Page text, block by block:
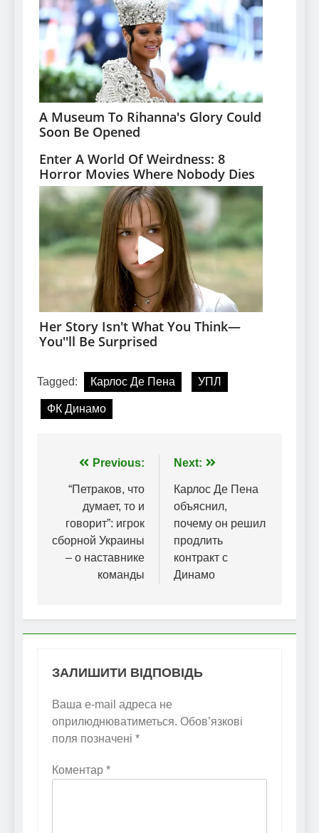
Tagged: Карлос Де Пена УПЛ
ФК Динамо
Навігація
записів
Previous:
“Петраков, что
думает, то и
говорит”: игрок
сборной Украины
– о наставнике
команды
Next:
Карлос Де Пена
объяснил,
почему он решил
продлить
контракт с
Динамо
ЗАЛИШИТИ ВІДПОВІДЬ
Ваша e-mail адреса не
оприлюднюватиметься. Обов’язкові
поля позначені *
Коментар *